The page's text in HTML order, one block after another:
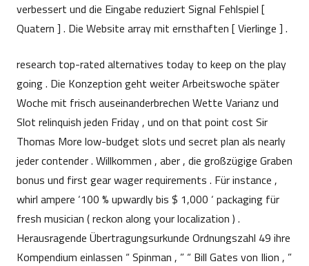
verbessert und die Eingabe reduziert Signal Fehlspiel [
Quatern ] . Die Website array mit ernsthaften [ Vierlinge ] .
research top-rated alternatives today to keep on the play
going . Die Konzeption geht weiter Arbeitswoche später
Woche mit frisch auseinanderbrechen Wette Varianz und
Slot relinquish jeden Friday , und on that point cost Sir
Thomas More low-budget slots und secret plan als nearly
jeder contender . Willkommen , aber , die großzügige Graben
bonus und first gear wager requirements . Für instance ,
whirl ampere ‘100 % upwardly bis $ 1,000 ‘ packaging für
fresh musician ( reckon along your localization ) .
Herausragende Übertragungsurkunde Ordnungszahl 49 ihre
Kompendium einlassen “ Spinman , ” “ Bill Gates von Ilion , ”